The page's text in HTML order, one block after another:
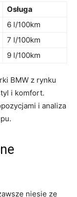
Osługa
6 l/100km
7 l/100km
9⁤ l/100km
BMW z rynku
i komfort.
i analiza
niesie ze